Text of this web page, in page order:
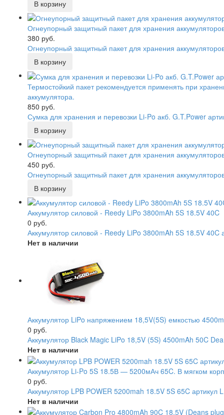
Огнеупорный защитный пакет для хранения
380 руб.
Огнеупорный защитный пакет для хранения
Термостойкий пакет рекомендуется применять при
аккумулятора.
850 руб.
Сумка для хранения и перевозки Li-Po акб. G.T.Power
Огнеупорный защитный пакет для хранения
450 руб.
Огнеупорный защитный пакет для хранения
Аккумулятор силовой - Reedy LiPo 3800mAh 5S 18.5V 40C
0 руб.
Аккумулятор силовой - Reedy LiPo 3800mAh 5S 18.5V 40C
Нет в наличии
Аккумулятор LiPo напряжением 18,5V(5S) емкостью
0 руб.
Аккумулятор Black Magic LiPo 18,5V (5S) 4500mAh 50C
Нет в наличии
Аккумулятор Li-Po 5S 18.5В — 5200мАч 65C. В мягком
0 руб.
Аккумулятор LPB POWER 5200mah 18.5V 5S 65C артикул
Нет в наличии